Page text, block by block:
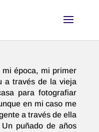
época, mi primer
a través de la vieja
para fotografiar
en mi caso me
a través de ella
puñado de años